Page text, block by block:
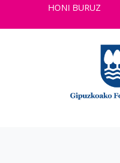
HONI BURUZ